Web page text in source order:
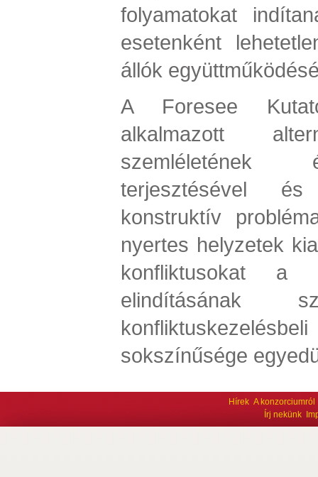
folyamatokat
esetenként
állók
A Foresee
alkalmazott
szemléletének
terjesztésével
konstruktív
nyertes helyzetek
konfliktusokat a
elindításának
sokszínűsége
Hírek A konzorciumról
Írj nekünk